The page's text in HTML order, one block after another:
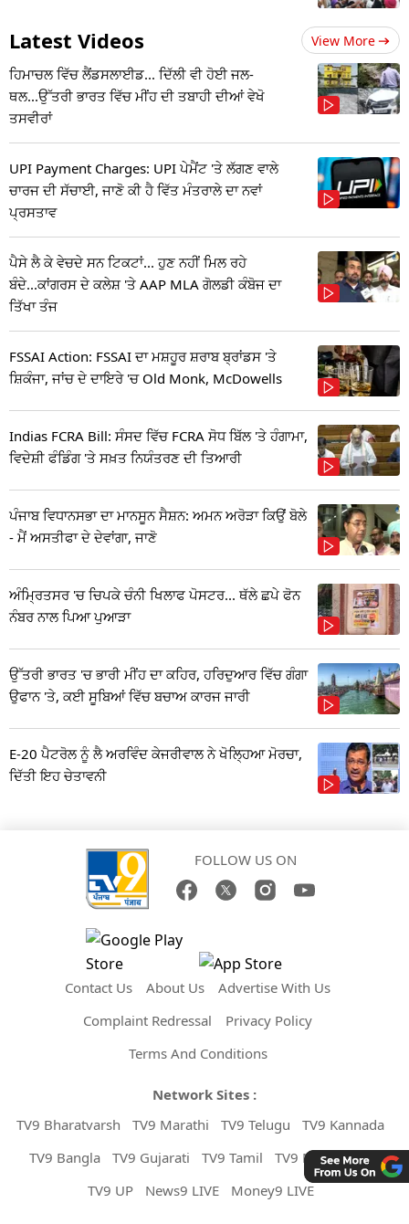
Latest Videos View More
ਹਿਮਾਚਲ ਵਿੱਚ ਲੈਂਡਸਲਾਈਡ... ਦਿੱਲੀ ਵੀ ਹੋਈ ਜਲ-
ਥਲ...ਉੱਤਰੀ ਭਾਰਤ ਵਿੱਚ ਮੀਂਹ ਦੀ ਤਬਾਹੀ ਦੀਆਂ ਵੇਖੋ
ਤਸਵੀਰਾਂ
UPI Payment Charges: UPI ਪੇਮੈਂਟ 'ਤੇ ਲੱਗਣ ਵਾਲੇ
ਚਾਰਜ ਦੀ ਸੱਚਾਈ, ਜਾਣੋ ਕੀ ਹੈ ਵਿੱਤ ਮੰਤਰਾਲੇ ਦਾ ਨਵਾਂ
ਪ੍ਰਸਤਾਵ
ਪੈਸੇ ਲੈ ਕੇ ਵੇਚਦੇ ਸਨ ਟਿਕਟਾਂ... ਹੁਣ ਨਹੀਂ ਮਿਲ ਰਹੇ
ਬੰਦੇ...ਕਾਂਗਰਸ ਦੇ ਕਲੇਸ਼ 'ਤੇ AAP MLA ਗੋਲਡੀ ਕੰਬੋਜ ਦਾ
ਤਿੱਖਾ ਤੰਜ
FSSAI Action: FSSAI ਦਾ ਮਸ਼ਹੂਰ ਸ਼ਰਾਬ ਬ੍ਰਾਂਡਸ 'ਤੇ
ਸ਼ਿਕੰਜਾ, ਜਾਂਚ ਦੇ ਦਾਇਰੇ 'ਚ Old Monk, McDowells
Indias FCRA Bill: ਸੰਸਦ ਵਿੱਚ FCRA ਸੋਧ ਬਿੱਲ 'ਤੇ ਹੰਗਾਮਾ,
ਵਿਦੇਸ਼ੀ ਫੰਡਿੰਗ 'ਤੇ ਸਖ਼ਤ ਨਿਯੰਤਰਣ ਦੀ ਤਿਆਰੀ
ਪੰਜਾਬ ਵਿਧਾਨਸਭਾ ਦਾ ਮਾਨਸੂਨ ਸੈਸ਼ਨ: ਅਮਨ ਅਰੋੜਾ ਕਿਉਂ ਬੋਲੇ
- ਮੈਂ ਅਸਤੀਫਾ ਦੇ ਦੇਵਾਂਗਾ, ਜਾਣੋ
ਅੰਮ੍ਰਿਤਸਰ 'ਚ ਚਿਪਕੇ ਚੰਨੀ ਖਿਲਾਫ ਪੋਸਟਰ... ਥੱਲੇ ਛਪੇ ਫੋਨ
ਨੰਬਰ ਨਾਲ ਪਿਆ ਪੁਆੜਾ
ਉੱਤਰੀ ਭਾਰਤ 'ਚ ਭਾਰੀ ਮੀਂਹ ਦਾ ਕਹਿਰ, ਹਰਿਦੁਆਰ ਵਿੱਚ ਗੰਗਾ
ਉਫਾਨ 'ਤੇ, ਕਈ ਸੂਬਿਆਂ ਵਿੱਚ ਬਚਾਅ ਕਾਰਜ ਜਾਰੀ
E-20 ਪੈਟਰੋਲ ਨੂੰ ਲੈ ਅਰਵਿੰਦ ਕੇਜਰੀਵਾਲ ਨੇ ਖੋਲ੍ਹਿਆ ਮੋਰਚਾ,
ਦਿੱਤੀ ਇਹ ਚੇਤਾਵਨੀ
FOLLOW US ON
Contact Us About Us
Advertise With Us
Complaint Redressal
Privacy Policy
Terms And Conditions
Network Sites :
TV9 Bharatvarsh
TV9 Marathi TV9 Telugu
TV9 Kannada
TV9 Bangla
TV9 Gujarati TV9 Tamil
TV9 Malayalam
TV9 UP
News9 LIVE Money9 LIVE